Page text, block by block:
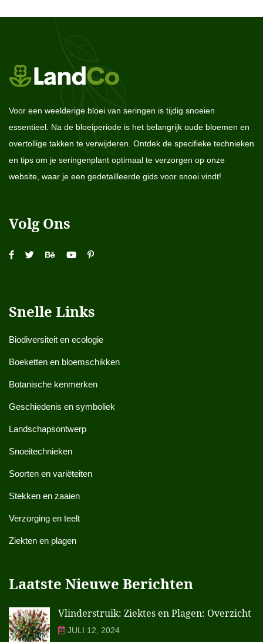
Voor een weelderige bloei van seringen is tijdig snoeien
essentieel. Na de bloeiperiode is het belangrijk oude bloemen en
overtollige takken te verwijderen. Ontdek de specifieke technieken
en tips om je seringenplant optimaal te verzorgen op onze
website, waar je een gedetailleerde gids voor snoei vindt!
Volg Ons
Snelle Links
Biodiversiteit en ecologie
Boeketten en bloemschikken
Botanische kenmerken
Geschiedenis en symboliek
Landschapsontwerp
Snoeitechnieken
Soorten en variëteiten
Stekken en zaaien
Verzorging en teelt
Ziekten en plagen
Laatste Nieuwe Berichten
Vlinderstruik: Ziektes en Plagen: Overzicht
JULI 12, 2024